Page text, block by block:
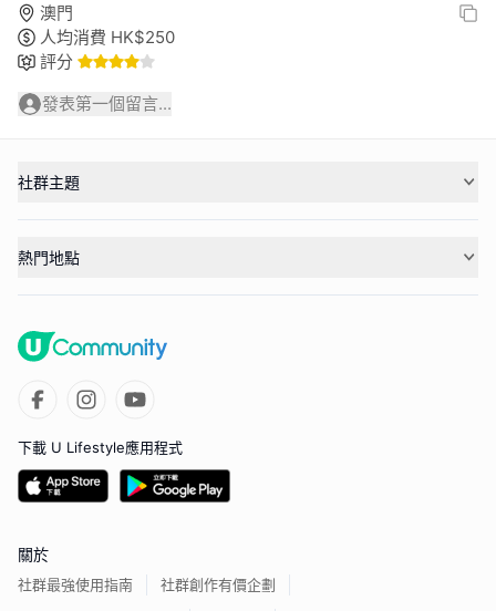
澳門
人均消費 HK$250
評分
發表第一個留言...
社群主題
熱門地點
下載 U Lifestyle應用程式
關於
社群最強使用指南
社群創作有價企劃